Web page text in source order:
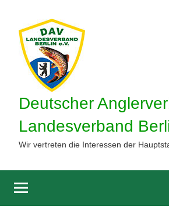
springen
Deutscher
Landesverband
Wir vertreten die Interessen der